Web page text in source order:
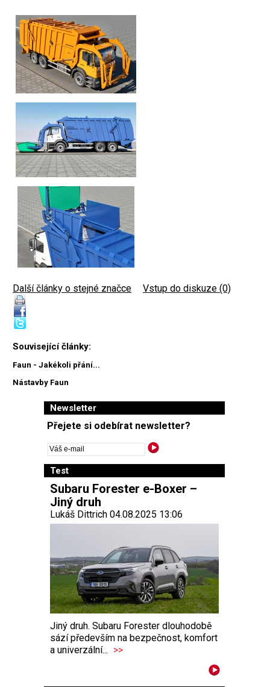
Další články o stejné značce Vstup do diskuze (0)
Související články:
Faun - Jakékoli přání...
Nástavby Faun
Newsletter
Přejete si odebírat newsletter?
Test
Subaru Forester e-Boxer –
Jiný druh
Lukáš Dittrich 04.08.2025 13:06
Jiný druh. Subaru Forester dlouhodobě
sází především na bezpečnost, komfort
a univerzální... >>